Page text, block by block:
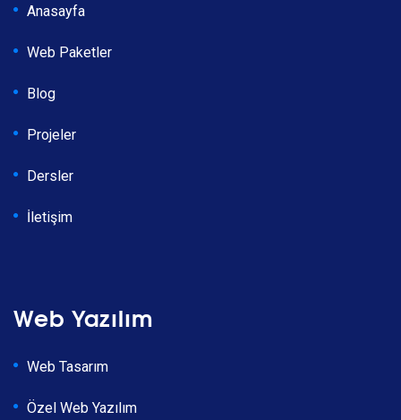
Anasayfa
Web Paketler
Blog
Projeler
Dersler
İletişim
Web Yazılım
Web Tasarım
Özel Web Yazılım